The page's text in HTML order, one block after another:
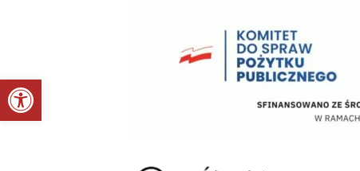
Otwórz pasek narzędzi